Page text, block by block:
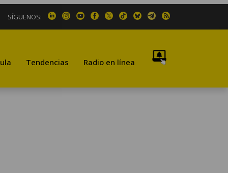
SÍGUENOS:
Tendencias Radio en línea